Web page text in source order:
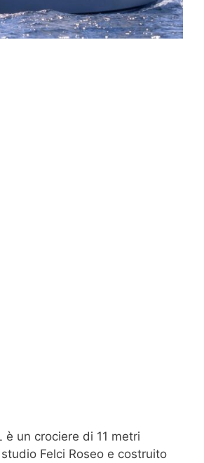
è un crociere di 11 metri
Felci Roseo e costruito